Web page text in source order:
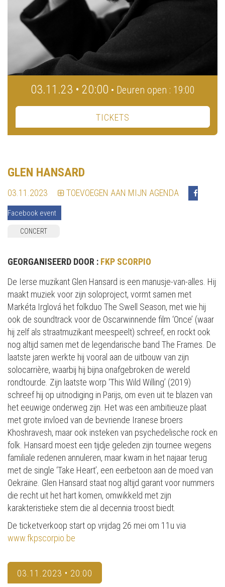
03.11.23 • 20:00 • Deuren open : 19:00
TICKETS
GLEN HANSARD
03.11.2023 TOEVOEGEN AAN MIJN AGENDA
Facebook event
CONCERT
GEORGANISEERD DOOR : FKP SCORPIO
De Ierse muzikant Glen Hansard is een manusje-van-alles. Hij
maakt muziek voor zijn soloproject, vormt samen met
Markéta Irglová het folkduo The Swell Season, met wie hij
ook de soundtrack voor de Oscarwinnende film ‘Once’ (waar
hij zelf als straatmuzikant meespeelt) schreef, en rockt ook
nog altijd samen met de legendarische band The Frames. De
laatste jaren werkte hij vooral aan de uitbouw van zijn
solocarrière, waarbij hij bijna onafgebroken de wereld
rondtourde. Zijn laatste worp ‘This Wild Willing’ (2019)
schreef hij op uitnodiging in Parijs, om even uit te blazen van
het eeuwige onderweg zijn. Het was een ambitieuze plaat
met grote invloed van de bevriende Iranese broers
Khoshravesh, maar ook insteken van psychedelische rock en
folk. Hansard moest een tijdje geleden zijn tournee wegens
familiale redenen annuleren, maar kwam in het najaar terug
met de single ‘Take Heart’, een eerbetoon aan de moed van
Oekraïne. Glen Hansard staat nog altijd garant voor nummers
die recht uit het hart komen, omwikkeld met zijn
karakteristieke stem die al decennia troost biedt.
De ticketverkoop start op vrijdag 26 mei om 11u via
www.fkpscorpio.be
03.11.2023 • 20:00